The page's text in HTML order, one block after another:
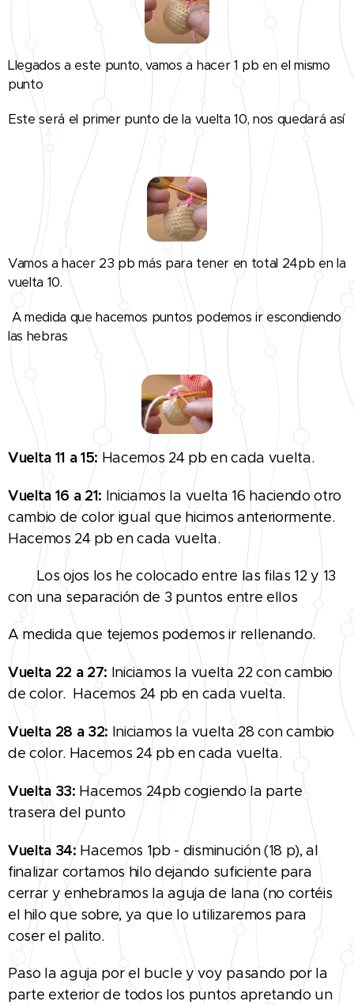
Llegados a este punto, vamos a hacer 1 pb en el mismo
punto
Este será el primer punto de la vuelta 10, nos quedará así
Vamos a hacer 23 pb más para tener en total 24pb en la
vuelta 10.
A medida que hacemos puntos podemos ir escondiendo
las hebras
Vuelta 11 a 15:Hacemos 24 pb en cada vuelta.
Vuelta 16 a 21: Iniciamos la vuelta 16 haciendo otro
cambio de color igual que hicimos anteriormente.
Hacemos 24 pb en cada vuelta.
👀 Los ojos los he colocado entre las filas 12 y 13
con una separación de 3 puntos entre ellos
A medida que tejemos podemos ir rellenando.
Vuelta 22 a 27: Iniciamos la vuelta 22 con cambio
de color. Hacemos 24 pb en cada vuelta.
Vuelta 28 a 32: Iniciamos la vuelta 28 con cambio
de color. Hacemos 24 pb en cada vuelta.
Vuelta 33: Hacemos 24pb cogiendo la parte
trasera del punto
Vuelta 34:Hacemos 1pb - disminución (18 p), al
finalizar cortamos hilo dejando suficiente para
cerrar y enhebramos la aguja de lana (no cortéis
el hilo que sobre, ya que lo utilizaremos para
coser el palito.
Paso la aguja por el bucle y voy pasando por la
parte exterior de todos los puntos apretando un